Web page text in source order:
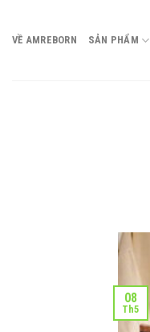
VỀ AMREBORN SẢN PHẨM
08
Th5